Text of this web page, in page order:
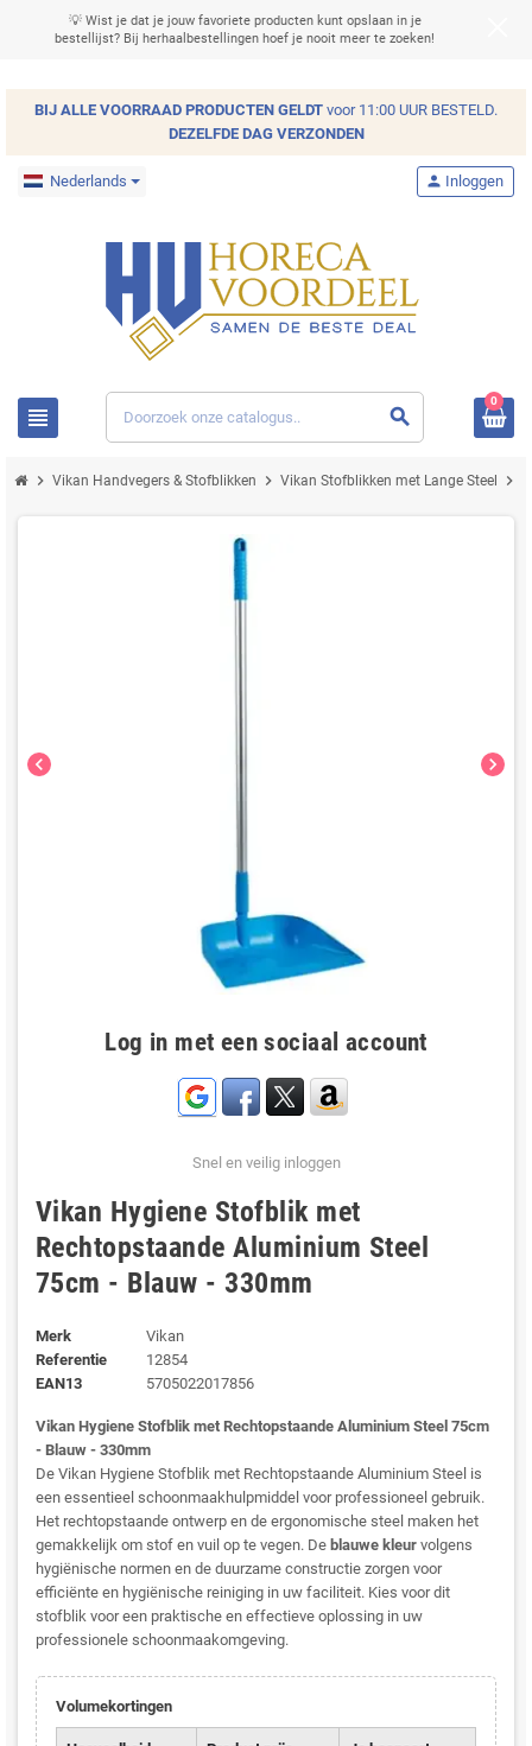
💡 Wist je dat je jouw favoriete producten kunt opslaan in je
bestellijst? Bij herhaalbestellingen hoef je nooit meer te zoeken!
BIJ ALLE VOORRAAD PRODUCTEN GELDT voor 11:00 UUR BESTELD.
DEZELFDE DAG VERZONDEN
Nederlands
view_headline search
person Inloggen
0
chevron_right Vikan Handvegers & Stofblikken chevron_right Vikan Stofblikken met Lange Steel chevron_right
chevron_left chevron_right
Log in met een sociaal account
Snel en veilig inloggen
Vikan Hygiene Stofblik met
Rechtopstaande Aluminium Steel
75cm - Blauw - 330mm
Merk
Vikan
Referentie
12854
EAN13
5705022017856
Vikan Hygiene Stofblik met Rechtopstaande Aluminium Steel 75cm
- Blauw - 330mm
De Vikan Hygiene Stofblik met Rechtopstaande Aluminium Steel is
een essentieel schoonmaakhulpmiddel voor professioneel gebruik.
Het rechtopstaande ontwerp en de ergonomische steel maken het
gemakkelijk om stof en vuil op te vegen. De blauwe kleur volgens
hygiënische normen en de duurzame constructie zorgen voor
efficiënte en hygiënische reiniging in uw faciliteit. Kies voor dit
stofblik voor een praktische en effectieve oplossing in uw
professionele schoonmaakomgeving.
Volumekortingen